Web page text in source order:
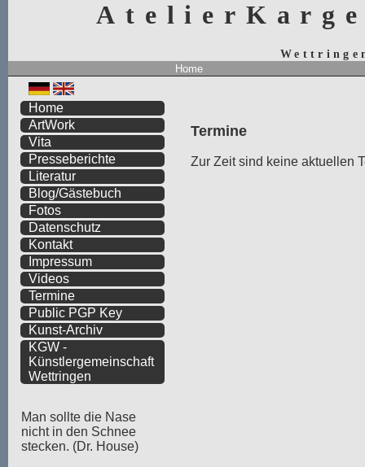
Home
Termine
Zur Zeit sind keine aktuellen
Home
ArtWork
Vita
Presseberichte
Literatur
Blog/Gästebuch
Fotos
Datenschutz
Kontakt
Impressum
Videos
Termine
Public PGP Key
Kunst-Archiv
KGW -
Künstlergemeinschaft
Wettringen
Man sollte die Nase
nicht in den Schnee
stecken. (Dr. House)